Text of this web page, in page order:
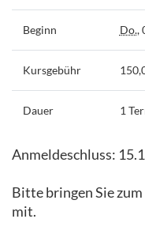
Beginn Do.,
Kursgebühr
Dauer 1
Anmeldeschluss:
Bitte bringen Sie
mit.